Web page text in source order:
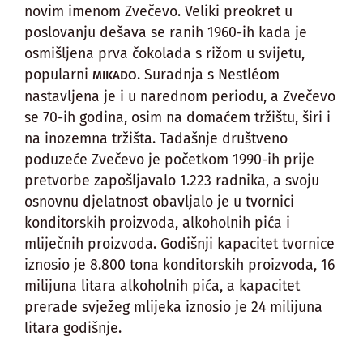
novim imenom Zvečevo. Veliki preokret u
poslovanju dešava se ranih 1960-ih kada je
osmišljena prva čokolada s rižom u svijetu,
popularni MIKADO. Suradnja s Nestléom
nastavljena je i u narednom periodu, a Zvečevo
se 70-ih godina, osim na domaćem tržištu, širi i
na inozemna tržišta. Tadašnje društveno
poduzeće Zvečevo je početkom 1990-ih prije
pretvorbe zapošljavalo 1.223 radnika, a svoju
osnovnu djelatnost obavljalo je u tvornici
konditorskih proizvoda, alkoholnih pića i
mliječnih proizvoda. Godišnji kapacitet tvornice
iznosio je 8.800 tona konditorskih proizvoda, 16
milijuna litara alkoholnih pića, a kapacitet
prerade svježeg mlijeka iznosio je 24 milijuna
litara godišnje.